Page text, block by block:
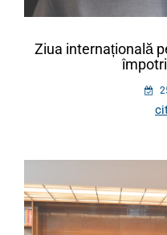
Ziua internațională